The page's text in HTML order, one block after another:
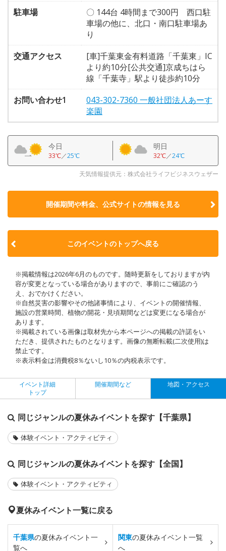
駐車場
〇 144台 4時間まで300円 西口駐
車場の他に、北口・南口駐車場あ
り
交通アクセス
[車]千葉東金有料道路「千葉東」IC
より約10分[公共交通]京成ちはら
線「千葉寺」駅より徒歩約10分
お問い合わせ1
043-302-7360 一般社団法人あーす
楽園
今日
33℃／25℃
明日
32℃／24℃
天気情報提供元：株式会社ライフビジネスウェザー
開催期間や料金、公式サイトの情報を見る
このイベントのトップへ戻る
※掲載情報は2026年6月のものです。随時更新をしておりますが内
容が変更となっている場合がありますので、事前にご確認のう
え、おでかけください。
※自然災害の影響やその他諸事情により、イベントの開催情報、
施設の営業時間、植物の開花・見頃期間などは変更になる場合が
あります。
※掲載されている画像は取材先から本ページへの掲載の許諾をい
ただき、提供されたものとなります。画像の無断転載(二次使用)は
禁止です。
※表示料金は消費税8％ないし10％の内税表示です。
イベント詳細
トップ
開催期間など 地図・アクセス
同じジャンルの夏休みイベントを探す【千葉県】
体験イベント・アクティビティ
同じジャンルの夏休みイベントを探す【全国】
体験イベント・アクティビティ
夏休みイベント一覧に戻る
千葉県の夏休みイベント一
覧へ
関東の夏休みイベント一覧
へ